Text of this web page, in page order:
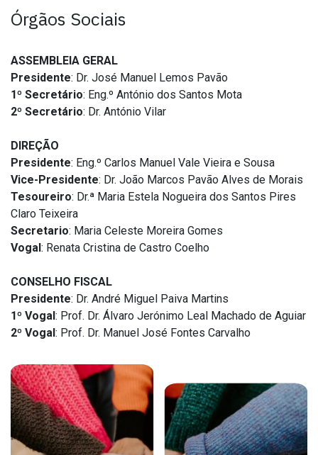
Órgãos Sociais
ASSEMBLEIA GERAL
Presidente: Dr. José Manuel Lemos Pavão
1º Secretário: Eng.º António dos Santos Mota
2º Secretário: Dr. António Vilar
DIREÇÃO
Presidente: Eng.º Carlos Manuel Vale Vieira e Sousa
Vice-Presidente: Dr. João Marcos Pavão Alves de Morais
Tesoureiro: Dr.ª Maria Estela Nogueira dos Santos Pires
Claro Teixeira
Secretario: Maria Celeste Moreira Gomes
Vogal: Renata Cristina de Castro Coelho
CONSELHO FISCAL
Presidente: Dr. André Miguel Paiva Martins
1º Vogal: Prof. Dr. Álvaro Jerónimo Leal Machado de Aguiar
2º Vogal: Prof. Dr. Manuel José Fontes Carvalho